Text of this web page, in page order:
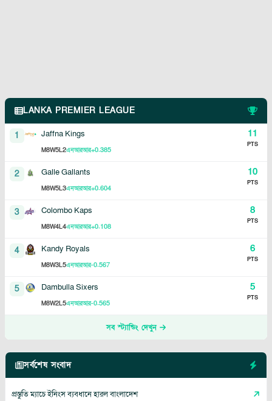
LANKA PREMIER LEAGUE
1 Jaffna Kings
M8W5L2এনআরআর+0.385
11
PTS
2 Galle Gallants
M8W5L3এনআরআর+0.604
10
PTS
3 Colombo Kaps
M8W4L4এনআরআর+0.108
8
PTS
4 Kandy Royals
M8W3L5এনআরআর-0.567
6
PTS
5 Dambulla Sixers
M8W2L5এনআরআর-0.565
5
PTS
সব স্ট্যান্ডিং দেখুন
সর্বশেষ সংবাদ
প্রস্তুতি ম্যাচে ইনিংস ব্যবধানে হারল বাংলাদেশ